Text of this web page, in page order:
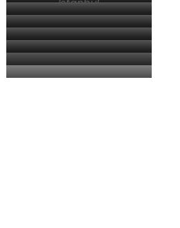
İstanbul
İstanbul
İstanbul
İstanbul
İstanbul
İstanbul